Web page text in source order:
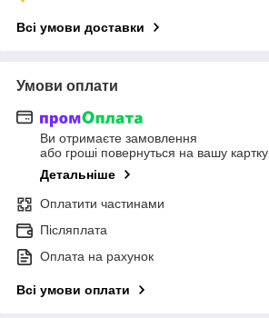
Всі умови доставки
Умови оплати
Ви отримаєте замовлення
або гроші повернуться на вашу картку
Детальніше
Оплатити частинами
Післяплата
Оплата на рахунок
Всі умови оплати